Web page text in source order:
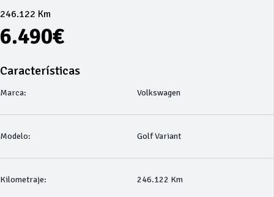
246.122 Km
6.490€
Características
Marca: Volkswagen
Modelo: Golf Variant
Kilometraje: 246.122 Km